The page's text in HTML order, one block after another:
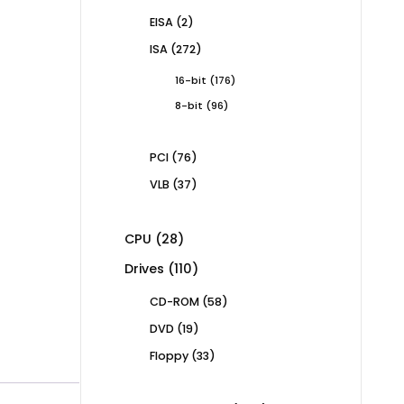
EISA 22
ISA 272272
16-bit 176176
8-bit 9696
PCI 7676
VLB 3737
CPU 2828
products
Drives 110110
CD-ROM 5858
DVD 1919
Floppy 3333